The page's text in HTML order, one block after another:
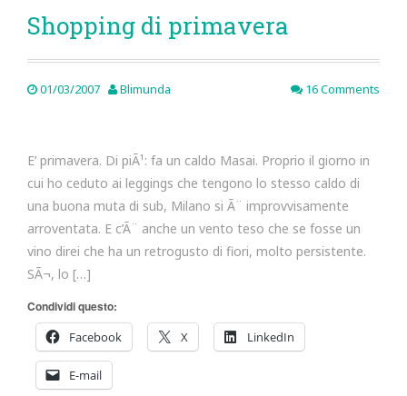
Shopping di primavera
01/03/2007 Blimunda 16 Comments
E’ primavera. Di piÃ¹: fa un caldo Masai. Proprio il giorno in
cui ho ceduto ai leggings che tengono lo stesso caldo di
una buona muta di sub, Milano si Ã¨ improvvisamente
arroventata. E c’Ã¨ anche un vento teso che se fosse un
vino direi che ha un retrogusto di fiori, molto persistente.
SÃ¬, lo […]
Condividi questo:
Facebook
X LinkedIn
E-mail